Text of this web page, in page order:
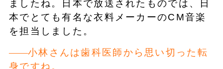
ましたね。日本で放送されたものでは、日
本でとても有名な衣料メーカーのCM音楽
を担当しました。
小林さんは歯科医師から思い切った転
身ですね。